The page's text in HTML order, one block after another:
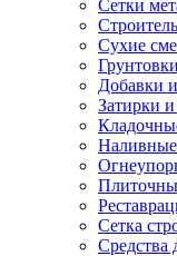
Сетки
Сухие
Грунтовки
Добавки
Затирки
Сетка
Средства